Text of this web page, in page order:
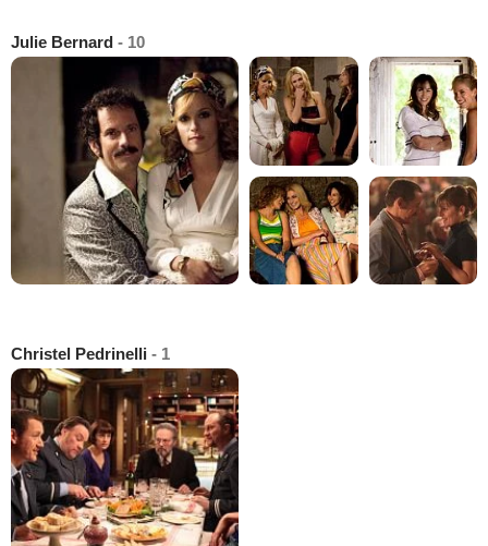
Julie Bernard - 10
Christel Pedrinelli - 1